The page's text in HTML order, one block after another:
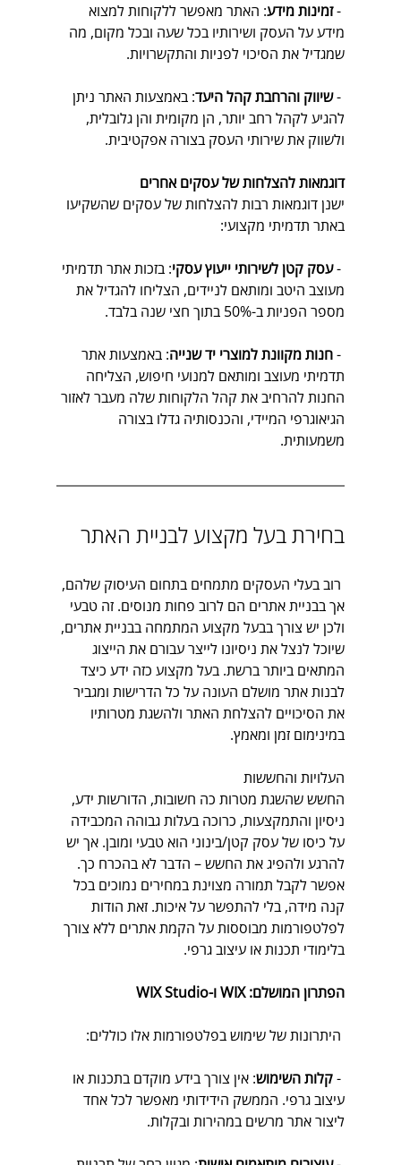
זמינות מידע: האתר מאפשר ללקוחות למצוא
מידע על העסק ושירותיו בכל שעה ובכל מקום, מה
שמגדיל את הסיכוי לפניות והתקשרויות.
שיווק והרחבת קהל היעד: באמצעות האתר ניתן
להגיע לקהל רחב יותר, הן מקומית והן גלובלית,
ולשווק את שירותי העסק בצורה אפקטיבית.
דוגמאות להצלחות של עסקים אחרים
ישנן דוגמאות רבות להצלחות של עסקים שהשקיעו
באתר תדמיתי מקצועי:
עסק קטן לשירותי ייעוץ עסקי: בזכות אתר תדמיתי
מעוצב היטב ומותאם לניידים, הצליחו להגדיל את
מספר הפניות ב-50% בתוך חצי שנה בלבד.
חנות מקוונת למוצרי יד שנייה: באמצעות אתר
תדמיתי מעוצב ומותאם למנועי חיפוש, הצליחה
החנות להרחיב את קהל הלקוחות שלה מעבר לאזור
הגיאוגרפי המיידי, והכנסותיה גדלו בצורה
משמעותית.
בחירת בעל מקצוע לבניית האתר
רוב בעלי העסקים מתמחים בתחום העיסוק שלהם,
אך בבניית אתרים הם לרוב פחות מנוסים. זה טבעי
ולכן יש צורך בבעל מקצוע המתמחה בבניית אתרים,
שיוכל לנצל את ניסיונו לייצר עבורם את הייצוג
המתאים ביותר ברשת. בעל מקצוע כזה ידע כיצד
לבנות אתר מושלם העונה על כל הדרישות ומגביר
את הסיכויים להצלחת האתר ולהשגת מטרותיו
במינימום זמן ומאמץ.
העלויות והחששות
החשש שהשגת מטרות כה חשובות, הדורשות ידע,
ניסיון והתמקצעות, כרוכה בעלות גבוהה המכבידה
על כיסו של עסק קטן/בינוני הוא טבעי ומובן. אך יש
להרגע ולהפיג את החשש – הדבר לא בהכרח כך.
אפשר לקבל תמורה מצוינת במחירים נמוכים בכל
קנה מידה, בלי להתפשר על איכות. זאת הודות
לפלטפורמות מבוססות על הקמת אתרים ללא צורך
בלימודי תכנות או עיצוב גרפי.
הפתרון המושלם: WIX ו-WIX Studio
קלות השימוש: אין צורך בידע מוקדם בתכנות או
עיצוב גרפי. הממשק הידידותי מאפשר לכל אחד
ליצור אתר מרשים במהירות ובקלות.